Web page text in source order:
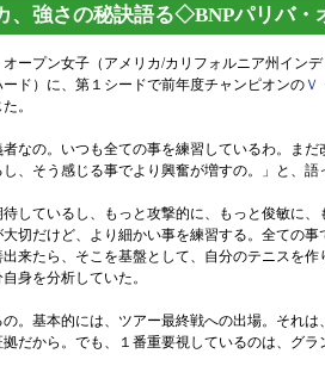
、強さの秘訣語る◇BNPパリバ・
ープン女子（アメリカ/カリフォルニア州インデ
ド）に、第１シードで前年度チャンピオンの Ｖ
。
なの。いつも全ての事を練習しているわ。まだ
、そう感じる事でより興奮が増すの。」と、語
しているし、もっと攻撃的に、もっと俊敏に、
切だけど、より細かい事を練習する。全ての事
来たら、そこを基盤として、自分のテニスを作
身を分析していた。
。基本的には、ツアー最終戦への出場。それは
だから。でも、１番重要視しているのは、グラ